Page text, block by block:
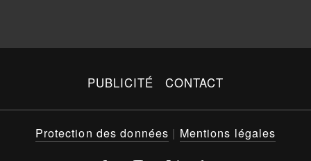
PUBLICITÉ CONTACT
Protection des données | Mentions légales